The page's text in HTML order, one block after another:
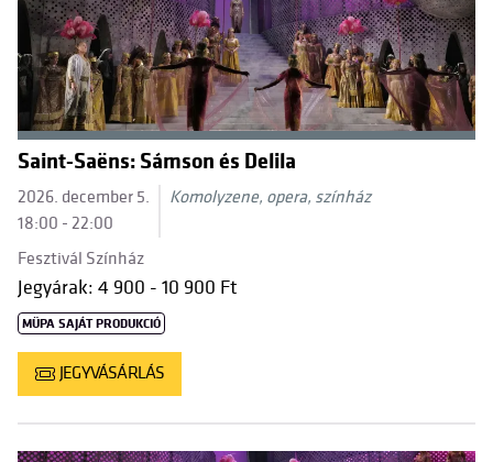
Saint-Saëns: Sámson és Delila
2026. december 5.
18:00 - 22:00
Komolyzene, opera, színház
Fesztivál Színház
Jegyárak: 4 900 - 10 900 Ft
MÜPA SAJÁT PRODUKCIÓ
JEGYVÁSÁRLÁS